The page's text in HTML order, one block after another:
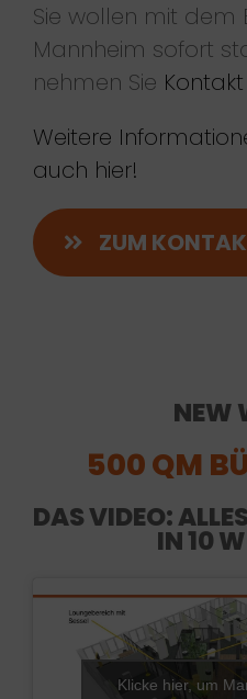
Sie wollen mit dem
Mannheim sofort
nehmen Sie Kontakt
Weitere
auch hier!
ZUM
NEW
500 QM
DAS VIDEO:
IN 10
Klicke hier, um